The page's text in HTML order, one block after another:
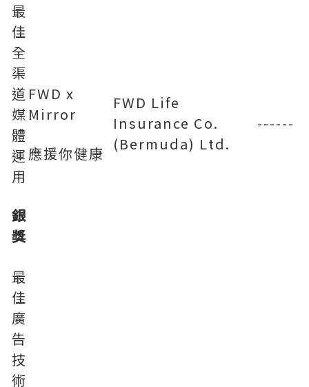
最
佳
全
渠
道
媒
體
運
用
銀
獎
FWD x
Mirror
應援你健康
FWD Life
Insurance Co.
(Bermuda) Ltd.
------
最
佳
廣
告
技
術